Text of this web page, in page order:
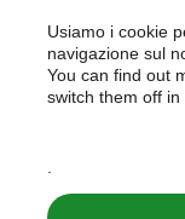
Usiamo i cookie
navigazione sul
You can find out
switch them off in